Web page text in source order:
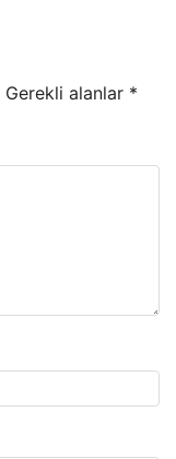
Gerekli alanlar *